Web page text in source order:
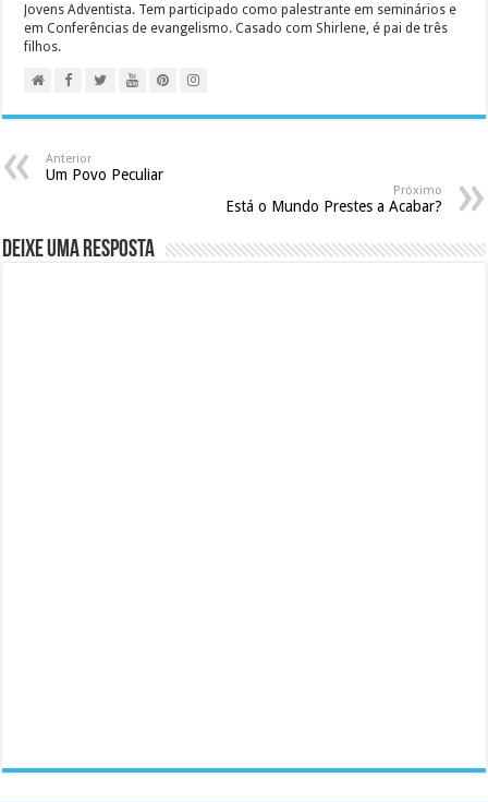
Jovens Adventista. Tem participado como palestrante em seminários e
em Conferências de evangelismo. Casado com Shirlene, é pai de três
filhos.
Anterior
Um Povo Peculiar
Próximo
Está o Mundo Prestes a Acabar?
Deixe uma resposta